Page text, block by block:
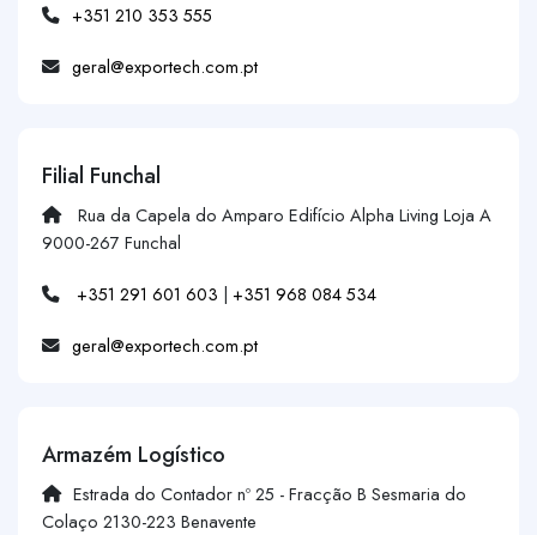
+351 210 353 555
geral@exportech.com.pt
Filial Funchal
Rua da Capela do Amparo Edifício Alpha Living Loja A
9000-267 Funchal
+351 291 601 603 | +351 968 084 534
geral@exportech.com.pt
Armazém Logístico
Estrada do Contador nº 25 - Fracção B Sesmaria do
Colaço 2130-223 Benavente